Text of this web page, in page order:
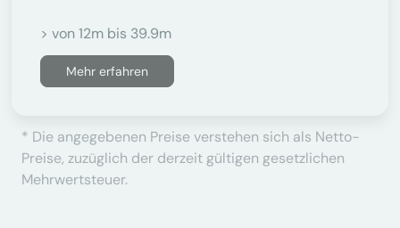
> von 12m bis 39.9m
Mehr erfahren
* Die angegebenen Preise verstehen sich als Netto-
Preise, zuzüglich der derzeit gültigen gesetzlichen
Mehrwertsteuer.